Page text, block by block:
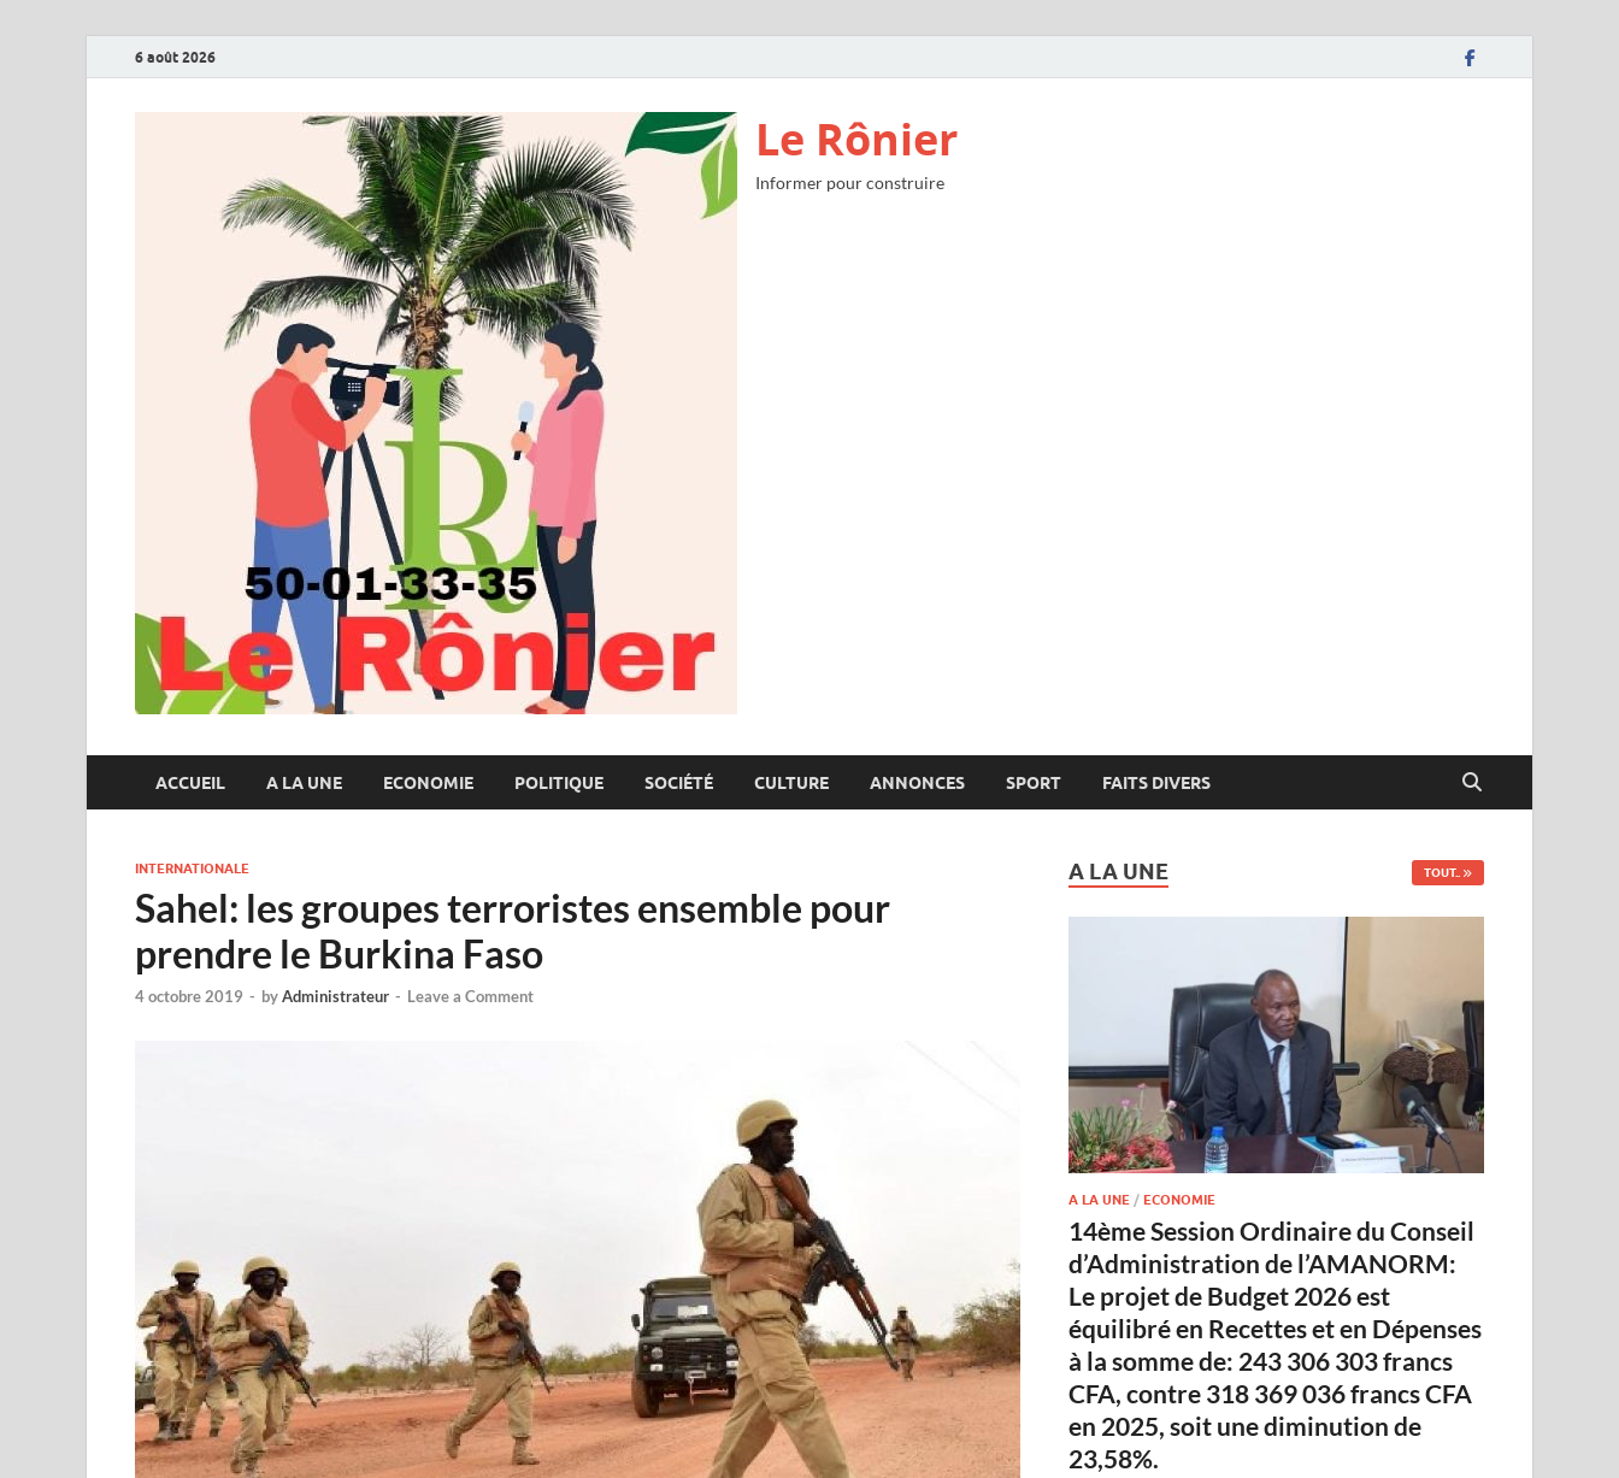
6 août 2026
Le Rônier
Informer pour construire
ACCUEIL A LA UNE ECONOMIE POLITIQUE SOCIÉTÉ CULTURE ANNONCES SPORT FAITS DIVERS
INTERNATIONALE
Sahel: les groupes terroristes ensemble pour
prendre le Burkina Faso
4 octobre 2019 - byAdministrateur - Leave a Comment
A LA UNE TOUT..
A LA UNE /ECONOMIE
14ème Session Ordinaire du Conseil
d’Administration de l’AMANORM:
Le projet de Budget 2026 est
équilibré en Recettes et en Dépenses
à la somme de: 243 306 303 francs
CFA, contre 318 369 036 francs CFA
en 2025, soit une diminution de
23,58%.